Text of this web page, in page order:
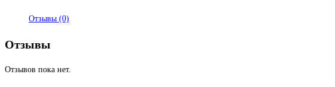
Отзывы (0)
Отзывы
Отзывов пока нет.